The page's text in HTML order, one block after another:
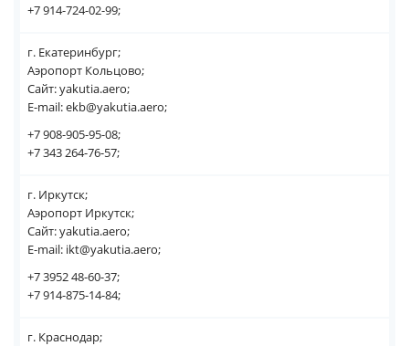
+7 914-724-02-99;
г. Екатеринбург;
Аэропорт Кольцово;
Сайт: yakutia.aero;
E-mail: ekb@yakutia.aero;
+7 908-905-95-08;
+7 343 264-76-57;
г. Иркутск;
Аэропорт Иркутск;
Сайт: yakutia.aero;
E-mail: ikt@yakutia.aero;
+7 3952 48-60-37;
+7 914-875-14-84;
г. Краснодар;